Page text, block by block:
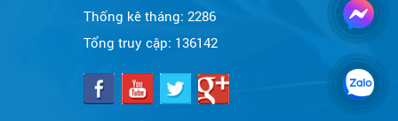
Thống kê tháng: 2286
Tổng truy cập: 136142